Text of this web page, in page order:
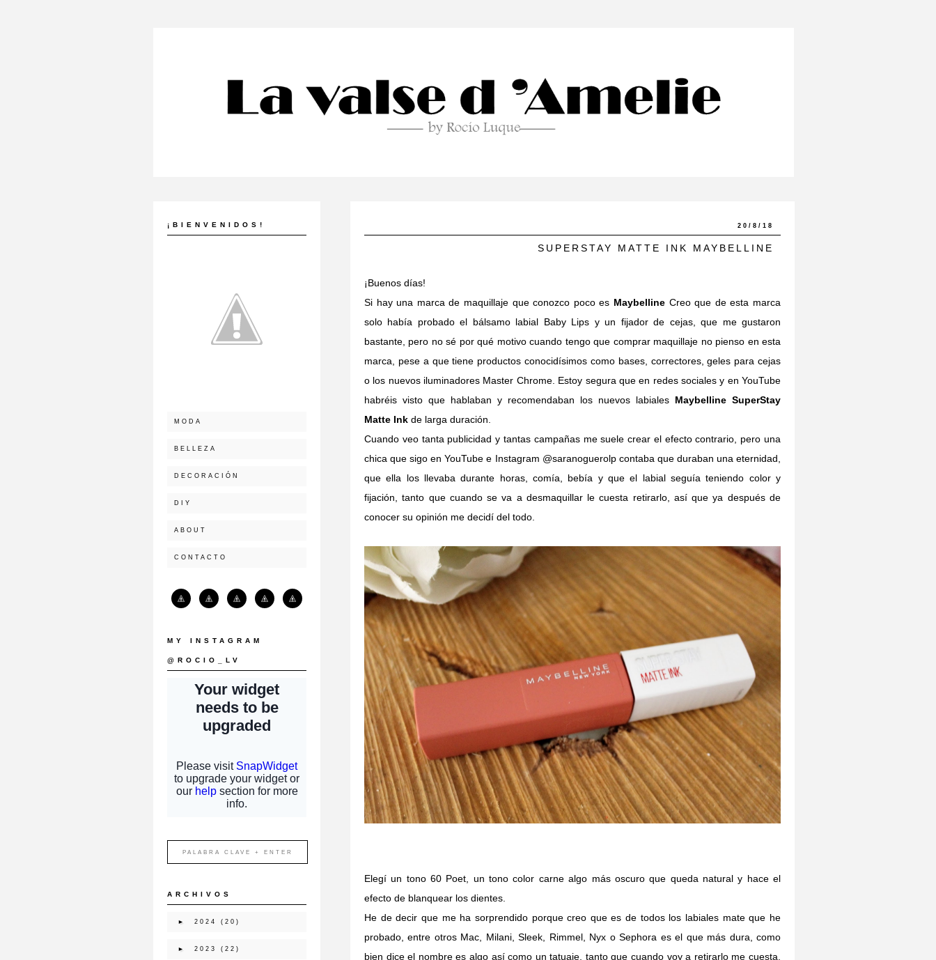
20/8/18
SUPERSTAY MATTE INK MAYBELLINE
¡Buenos días!
Si hay una marca de maquillaje que conozco poco es Maybelline Creo que de esta marca
solo había probado el bálsamo labial Baby Lips y un fijador de cejas, que me gustaron
bastante, pero no sé por qué motivo cuando tengo que comprar maquillaje no pienso en esta
marca, pese a que tiene productos conocidísimos como bases, correctores, geles para cejas
o los nuevos iluminadores Master Chrome. Estoy segura que en redes sociales y en YouTube
habréis visto que hablaban y recomendaban los nuevos labiales Maybelline SuperStay
Matte Ink de larga duración.
Cuando veo tanta publicidad y tantas campañas me suele crear el efecto contrario, pero una
chica que sigo en YouTube e Instagram @saranoguerolp contaba que duraban una eternidad,
que ella los llevaba durante horas, comía, bebía y que el labial seguía teniendo color y
fijación, tanto que cuando se va a desmaquillar le cuesta retirarlo, así que ya después de
conocer su opinión me decidí del todo.
Elegí un tono 60 Poet, un tono color carne algo más oscuro que queda natural y hace el
efecto de blanquear los dientes.
He de decir que me ha sorprendido porque creo que es de todos los labiales mate que he
probado, entre otros Mac, Milani, Sleek, Rimmel, Nyx o Sephora es el que más dura, como
bien dice el nombre es algo así como un tatuaje, tanto que cuando voy a retirarlo me cuesta,
¡BIENVENIDOS!
MODA
BELLEZA
DECORACIÓN
DIY
ABOUT
CONTACTO
MY INSTAGRAM
@ROCIO_LV
ARCHIVOS
► 2024 (20)
► 2023 (22)